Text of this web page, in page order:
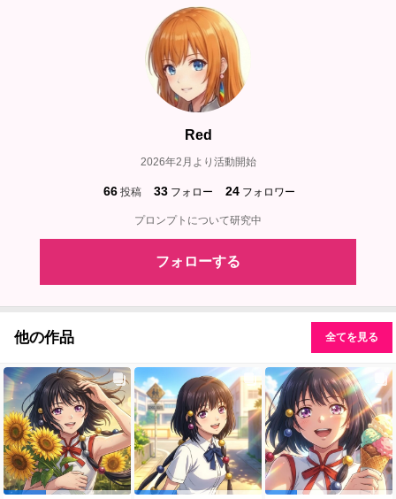
Red
2026年2月より活動開始
66 投稿 33 フォロー 24 フォロワー
プロンプトについて研究中
フォローする
他の作品 全てを見る